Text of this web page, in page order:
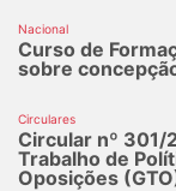
Nacional
Curso de
sobre
Circulares
Circular nº 301/
Trabalho de
Oposições